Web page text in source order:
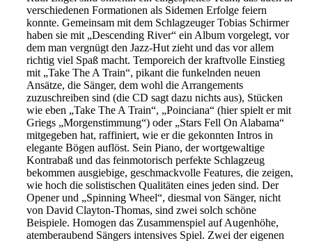
verschiedenen Formationen als Sidemen Erfolge feiern
konnte. Gemeinsam mit dem Schlagzeuger Tobias Schirmer
haben sie mit „Descending River“ ein Album vorgelegt, vor
dem man vergnügt den Jazz-Hut zieht und das vor allem
richtig viel Spaß macht. Temporeich der kraftvolle Einstieg
mit „Take The A Train“, pikant die funkelnden neuen
Ansätze, die Sänger, dem wohl die Arrangements
zuzuschreiben sind (die CD sagt dazu nichts aus), Stücken
wie eben „Take The A Train“, „Poinciana“ (hier spielt er mit
Griegs „Morgenstimmung“) oder „Stars Fell On Alabama“
mitgegeben hat, raffiniert, wie er die gekonnten Intros in
elegante Bögen auflöst. Sein Piano, der wortgewaltige
Kontrabaß und das feinmotorisch perfekte Schlagzeug
bekommen ausgiebige, geschmackvolle Features, die zeigen,
wie hoch die solistischen Qualitäten eines jeden sind. Der
Opener und „Spinning Wheel“, diesmal von Sänger, nicht
von David Clayton-Thomas, sind zwei solch schöne
Beispiele. Homogen das Zusammenspiel auf Augenhöhe,
atemberaubend Sängers intensives Spiel. Zwei der eigenen